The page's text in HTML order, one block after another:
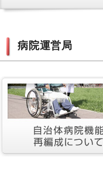
病院運営局